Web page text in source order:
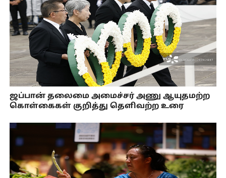
ஜப்பான் தலைமை அமைச்சர் அணு ஆயுதமற்ற
கொள்கைகள் குறித்து தெளிவற்ற உரை